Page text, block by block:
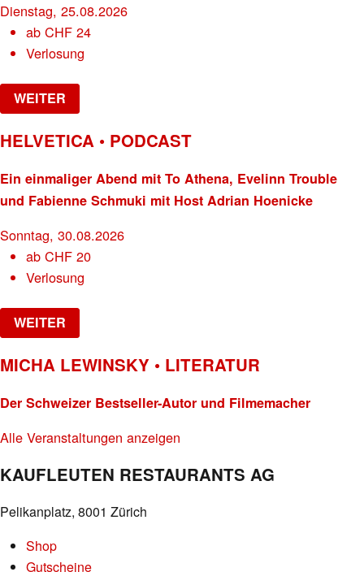
Dienstag, 25.08.2026
abCHF 24
Verlosung
WEITER
HELVETICA • PODCAST
Ein einmaliger Abend mit To Athena, Evelinn Trouble
und Fabienne Schmuki mit Host Adrian Hoenicke
Sonntag, 30.08.2026
abCHF 20
Verlosung
WEITER
MICHA LEWINSKY • LITERATUR
Der Schweizer Bestseller-Autor und Filmemacher
Alle Veranstaltungen anzeigen
KAUFLEUTEN RESTAURANTS AG
Pelikanplatz, 8001 Zürich
Shop
Gutscheine